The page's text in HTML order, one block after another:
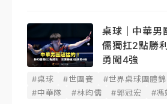
桌球｜中華男
儒獨扛2點勝
勇闖4強
#桌球 #世團賽 #世界桌球團體
#中華隊
#林昀儒 #郭冠宏 #馮